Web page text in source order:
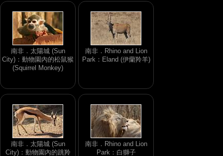
南非．太陽城 (Sun
City)：動物園內的松鼠猴
(Squirrel Monkey)
南非．Rhino and Lion
Park：Eland (伊蘭羚羊)
南非．太陽城 (Sun
City)：動物園內的跳羚
南非．Rhino and Lion
Park：白獅子